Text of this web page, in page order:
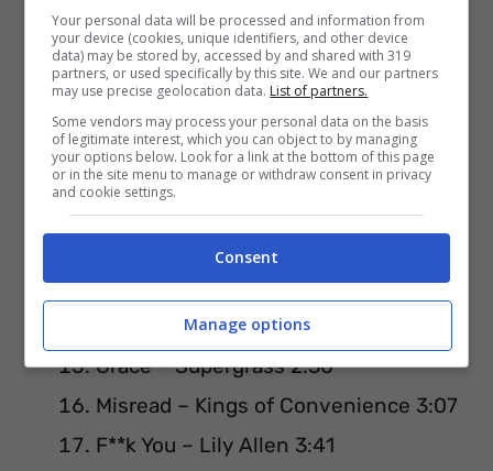
Bohemian Like You – The Dandy
Warhols 3:29
Hey Ya! – OutKast 3:58
How To Save a Life (New) – The Fray
4:23
How You Remind Me – Nickelback
Always Where I Need To Be – The
Kooks 2:40
Grace – Supergrass 2:30
Misread – Kings of Convenience 3:07
F**k You – Lily Allen 3:41
Your personal data will be processed and information from
your device (cookies, unique identifiers, and other device
data) may be stored by, accessed by and shared with 319
partners, or used specifically by this site. We and our partners
may use precise geolocation data. List of partners.
Some vendors may process your personal data on the basis
of legitimate interest, which you can object to by managing
your options below. Look for a link at the bottom of this page
or in the site menu to manage or withdraw consent in privacy
and cookie settings.
Consent
Manage options